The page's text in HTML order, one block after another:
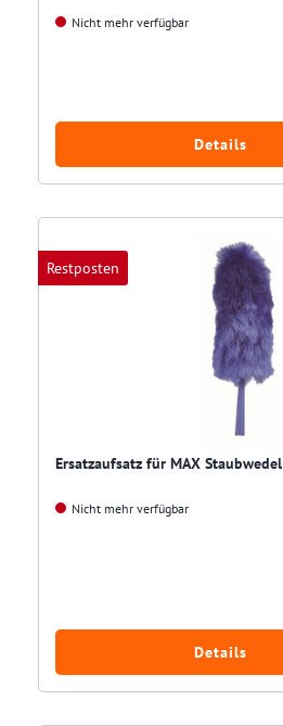
Nicht mehr verfügbar
Details
Restposten
Ersatzaufsatz für MAX Staubwedel
Nicht mehr verfügbar
Details